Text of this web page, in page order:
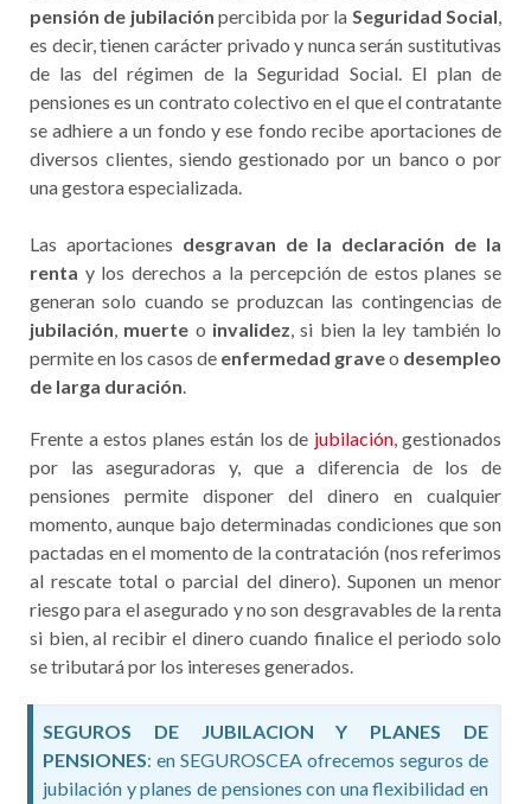
pensión de jubilación percibida por la Seguridad Social,
es decir, tienen carácter privado y nunca serán sustitutivas
de las del régimen de la Seguridad Social. El plan de
pensiones es un contrato colectivo en el que el contratante
se adhiere a un fondo y ese fondo recibe aportaciones de
diversos clientes, siendo gestionado por un banco o por
una gestora especializada.
Las aportaciones desgravan de la declaración de la
renta y los derechos a la percepción de estos planes se
generan solo cuando se produzcan las contingencias de
jubilación, muerte o invalidez, si bien la ley también lo
permite en los casos de enfermedad graveo desempleo
de larga duración.
Frente a estos planes están los de jubilación, gestionados
por las aseguradoras y, que a diferencia de los de
pensiones permite disponer del dinero en cualquier
momento, aunque bajo determinadas condiciones que son
pactadas en el momento de la contratación (nos referimos
al rescate total o parcial del dinero). Suponen un menor
riesgo para el asegurado y no son desgravables de la renta
si bien, al recibir el dinero cuando finalice el periodo solo
se tributará por los intereses generados.
SEGUROS DE JUBILACION Y PLANES DE
PENSIONES: en SEGUROSCEA ofrecemos seguros de
jubilación y planes de pensiones con una flexibilidad en